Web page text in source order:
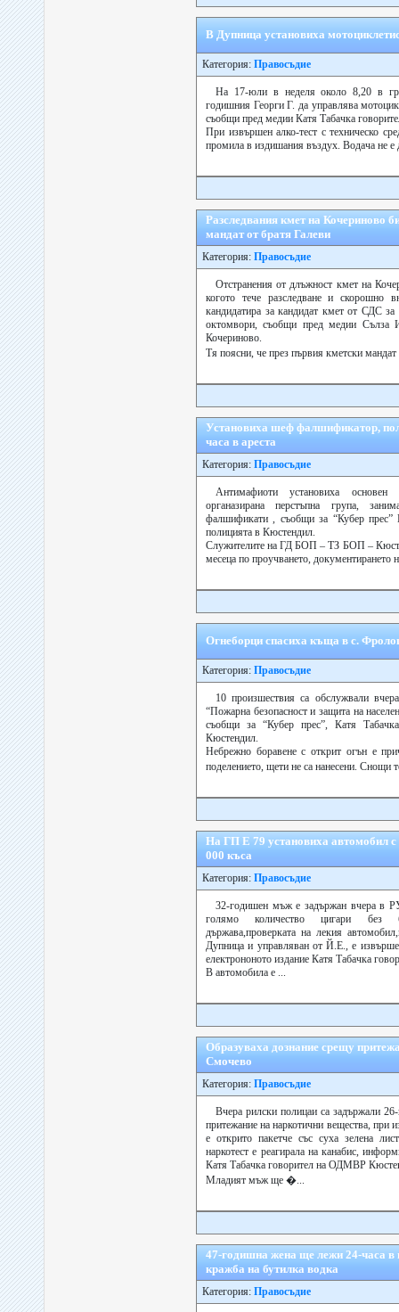
В Дупница установиха
Категория: Правосъдие
На 17-юли в неделя около 8,20 в
годишния Георги Г. да управлява
съобщи пред медии Катя Табачка
При извършен алко-тест с техническо
промила в издишания въздух. Водача не е
Разследвания кмет на Кочериново
мандат от братя Галеви
Категория: Правосъдие
Отстранения от длъжност кмет на
когото тече разследване и скорошно
кандидатира за кандидат кмет от СДС
октомвори, съобщи пред медии Сълза
Кочериново.
Тя поясни, че през първия кметски
Установиха шеф фалшификатор,
часа в ареста
Категория: Правосъдие
Антимафиоти установиха
органазирана перстъпна група,
фалшификати , съобщи за “Кубер прес”
полицията в Кюстендил.
Служителите на ГД БОП – ТЗ БОП –
месеца по проучването, документирането
Огнеборци спасиха къща в с.
Категория: Правосъдие
10 произшествия са обслужвали
“Пожарна безопасност и защита на
съобщи за “Кубер прес”, Катя
Кюстендил.
Небрежно боравене с открит огън е
поделението, щети не са нанесени. Снощи
На ГП Е 79 установиха автомобил с
000 къса
Категория: Правосъдие
32-годишен мъж е задържан вчера в
голямо количество цигари без
държава,проверката на лекия
Дупница и управляван от Й.Е., е
електрононото издание Катя Табачка
В автомобила е ...
Образуваха дознание срещу
Смочево
Категория: Правосъдие
Вчера рилски полицаи са задържали
притежание на наркотични вещества, при
е открито пакетче със суха зелена
наркотест е реагирала на канабис,
Катя Табачка говорител на ОДМВР
Младият мъж ще �...
47-годишна жена ще лежи 24-часа в
кражба на бутилка водкa
Категория: Правосъдие